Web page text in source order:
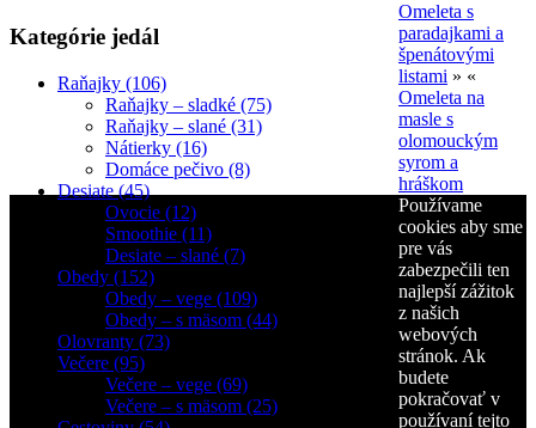
Kategórie jedál
Raňajky (106)
Raňajky – sladké (75)
Raňajky – slané (31)
Nátierky (16)
Domáce pečivo (8)
Desiate (45)
Ovocie (12)
Smoothie (11)
Desiate – slané (7)
Obedy (152)
Obedy – vege (109)
Obedy – s mäsom (44)
Olovranty (73)
Večere (95)
Večere – vege (69)
Večere – s mäsom (25)
Omeleta s
paradajkami a
špenátovými
listami » «
Omeleta na
masle s
olomouckým
syrom a
hráškom
Používame
cookies aby sme
pre vás
zabezpečili ten
najlepší zážitok
z našich
webových
stránok. Ak
budete
pokračovať v
používaní tejto